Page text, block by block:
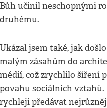
Bůh učinil neschopnými
druhému.
Ukázal jsem také, jak
malým zásahům do
médií, což zrychlilo šíření
povahu sociálních
rychleji předávat